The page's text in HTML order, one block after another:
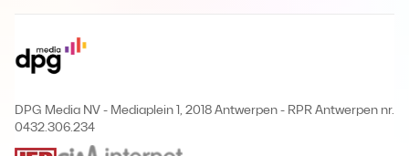
DPG Media NV - Mediaplein 1, 2018 Antwerpen - RPR Antwerpen nr.
0432.306.234